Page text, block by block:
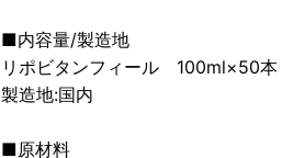
■内容量/製造地
リポビタンフィール 100ml×50本
製造地:国内
■原材料